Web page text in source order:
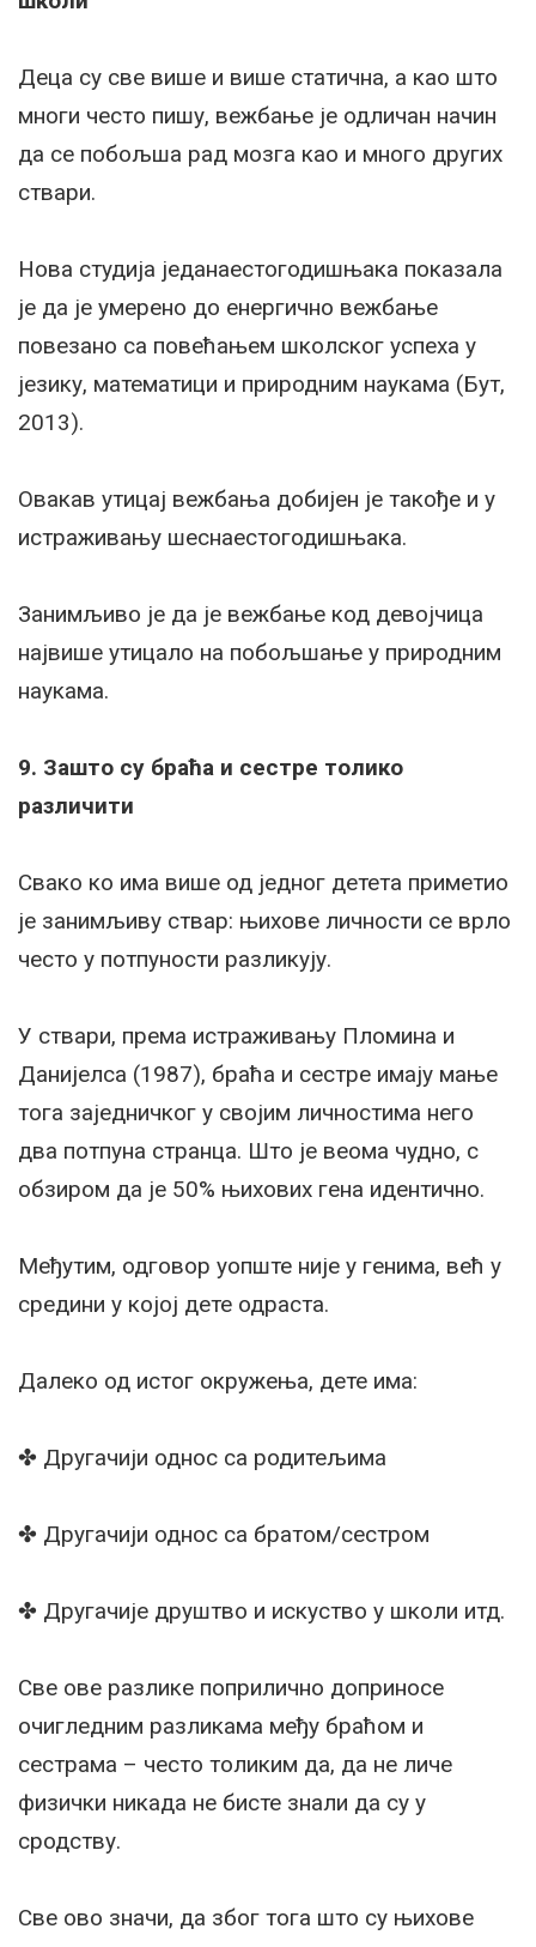
Деца су све више и више статична, а као што
многи често пишу, вежбање је одличан начин
да се побољша рад мозга као и много других
ствари.
Нова студија једанаестогодишњака показала
је да је умерено до енергично вежбање
повезано са повећањем школског успеха у
језику, математици и природним наукама (Бут,
2013).
Овакав утицај вежбања добијен је такође и у
истраживању шеснаестогодишњака.
Занимљиво је да је вежбање код девојчица
највише утицало на побољшање у природним
наукама.
9. Зашто су браћа и сестре толико
различити
Свако ко има више од једног детета приметио
је занимљиву ствар: њихове личности се врло
често у потпуности разликују.
У ствари, према истраживању Пломина и
Данијелса (1987), браћа и сестре имају мање
тога заједничког у својим личностима него
два потпуна странца. Што је веома чудно, с
обзиром да је 50% њихових гена идентично.
Међутим, одговор уопште није у генима, већ у
средини у којој дете одраста.
Далеко од истог окружења, дете има:
✤ Другачији однос са родитељима
✤ Другачији однос са братом/сестром
✤ Другачије друштво и искуство у школи итд.
Све ове разлике поприлично доприносе
очигледним разликама међу браћом и
сестрама – често толиким да, да не личе
физички никада не бисте знали да су у
сродству.
Све ово значи, да због тога што су њихове